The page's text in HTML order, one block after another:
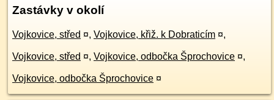
Zastávky v okolí
Vojkovice, střed ¤, Vojkovice, křiž. k Dobraticím ¤,
Vojkovice, střed ¤, Vojkovice, odbočka Šprochovice ¤,
Vojkovice, odbočka Šprochovice ¤